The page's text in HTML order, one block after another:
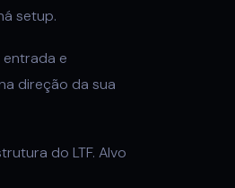
setup.
entrada e
direção da sua
do LTF. Alvo